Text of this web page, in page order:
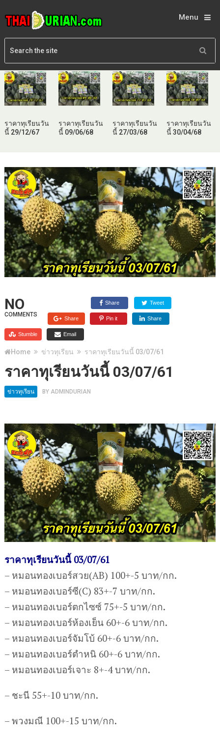
Menu
ราคาทุเรียนวัน
นี้ 29/12/67
ราคาทุเรียนวัน
นี้ 09/06/68
ราคาทุเรียนวัน
นี้ 27/03/68
ราคาทุเรียนวัน
นี้ 30/04/68
NO
COMMENTS
Share Tweet
Share Pin it Share
Stumble Email
Home ข่าวทุเรียน ราคาทุเรียนวันนี้ 03/07/61
ราคาทุเรียนวันนี้ 03/07/61
ข่าวทุเรียน BY ADMINDURIAN
ราคาทุเรียนวันนี้ 03/07/61
– หมอนทองเบอร์สวย(AB) 100+-5 บาท/กก.
– หมอนทองเบอร์ซี(C) 83+-7 บาท/กก.
– หมอนทองเบอร์ตกไซซ์ 75+-5 บาท/กก.
– หมอนทองเบอร์ห้องเย็น 60+-6 บาท/กก.
– หมอนทองเบอร์จัมโบ้ 60+-6 บาท/กก.
– หมอนทองเบอร์ตำหนิ 60+-6 บาท/กก.
– หมอนทองเบอร์เจาะ 8+-4 บาท/กก.
– ชะนี 55+-10 บาท/กก.
– พวงมณี 100+-15 บาท/กก.